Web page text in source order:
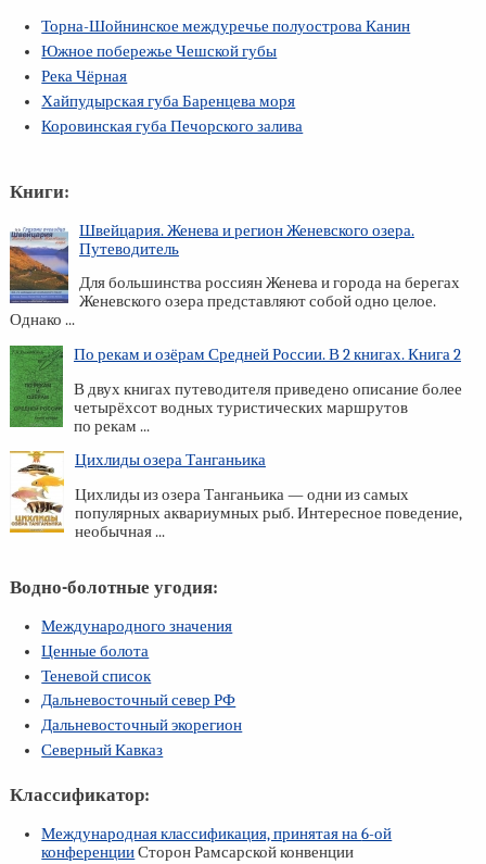
Торна-Шойнинское междуречье полуострова Канин
Южное побережье Чешской губы
Река Чёрная
Хайпудырская губа Баренцева моря
Коровинская губа Печорского залива
Книги:
Швейцария. Женева и регион Женевского озера.
Путеводитель
Для большинства россиян Женева и города на берегах
Женевского озера представляют собой одно целое.
Однако ...
По рекам и озёрам Средней России. В 2 книгах. Книга 2
В двух книгах путеводителя приведено описание более
четырёхсот водных туристических маршрутов
по рекам ...
Цихлиды озера Танганьика
Цихлиды из озера Танганьика — одни из самых
популярных аквариумных рыб. Интересное поведение,
необычная ...
Водно-болотные угодия:
Международного значения
Ценные болота
Теневой список
Дальневосточный север РФ
Дальневосточный экорегион
Северный Кавказ
Классификатор:
Международная классификация, принятая на6-ой
конференцииСторон Рамсарской конвенции